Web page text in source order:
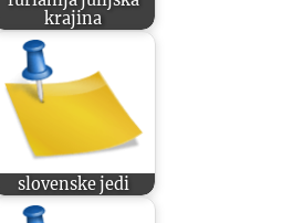
krajina
slovenske jedi